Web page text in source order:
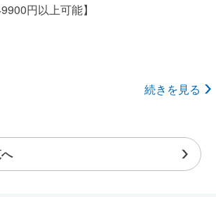
とができます！
円以上可能】
続きを見る